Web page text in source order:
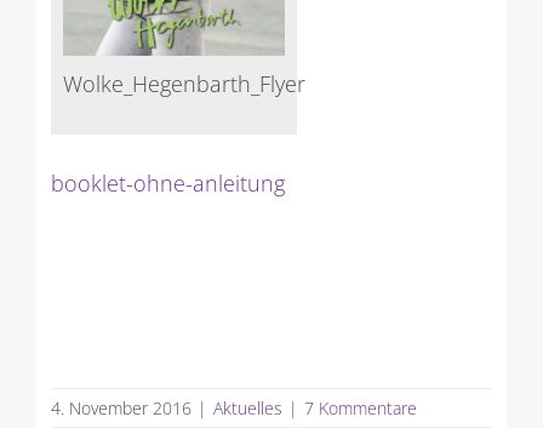
Wolke_Hegenbarth_Flyer
booklet-ohne-anleitung
4. November 2016 | Aktuelles | 7 Kommentare